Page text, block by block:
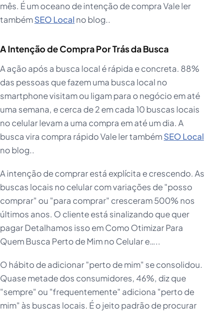
mês. É um oceano de intenção de compra Vale ler
tambémSEO Local no blog..
A Intenção de Compra Por Trás da Busca
A ação após a busca local é rápida e concreta. 88%
das pessoas que fazem uma busca local no
smartphone visitam ou ligam para o negócio em até
uma semana, e cerca de 2 em cada 10 buscas locais
no celular levam a uma compra em até um dia. A
busca vira compra rápido Vale ler tambémSEO Local
no blog..
A intenção de comprar está explícita e crescendo. As
buscas locais no celular com variações de "posso
comprar" ou "para comprar" cresceram 500% nos
últimos anos. O cliente está sinalizando que quer
pagar Detalhamos isso em Como Otimizar Para
Quem Busca Perto de Mim no Celular e…..
O hábito de adicionar "perto de mim" se consolidou.
Quase metade dos consumidores, 46%, diz que
"sempre" ou "frequentemente" adiciona "perto de
mim" às buscas locais. É o jeito padrão de procurar